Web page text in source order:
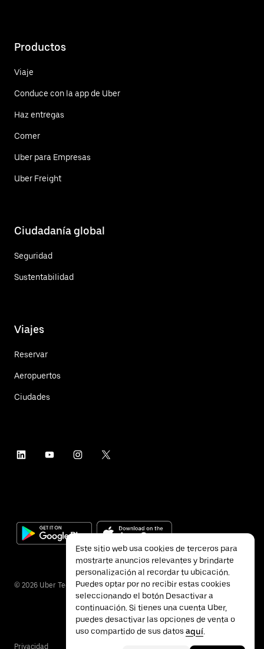
Productos
Viaje
Conduce con la app de Uber
Haz entregas
Comer
Uber para Empresas
Uber Freight
Ciudadanía global
Seguridad
Sustentabilidad
Viajes
Reservar
Aeropuertos
Ciudades
© 2026 Uber Technologies Inc.
Privacidad
Este sitio web usa cookies de terceros para
mostrarte anuncios relevantes y brindarte
personalización al recordar tu ubicación.
Puedes optar por no recibir estas cookies
seleccionando el botón Desactivar a
continuación. Si tienes una cuenta Uber,
puedes desactivar las opciones de venta o
uso compartido de sus datos aquí.